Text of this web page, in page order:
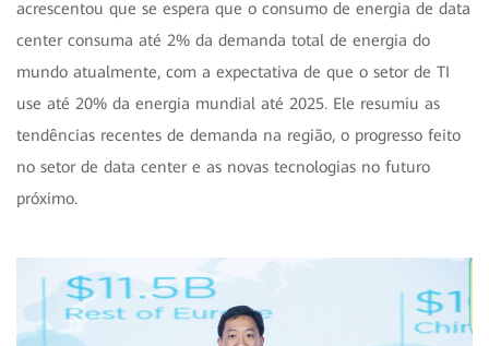
acrescentou que se espera que o consumo de energia de data
center consuma até 2% da demanda total de energia do
mundo atualmente, com a expectativa de que o setor de TI
use até 20% da energia mundial até 2025. Ele resumiu as
tendências recentes de demanda na região, o progresso feito
no setor de data center e as novas tecnologias no futuro
próximo.